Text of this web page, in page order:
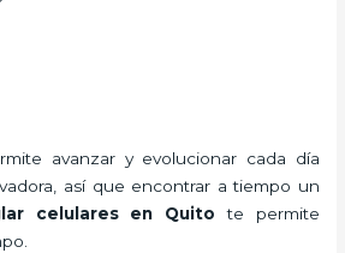
avanzar y evolucionar cada día
así que encontrar a tiempo un
celulares en Quito te permite